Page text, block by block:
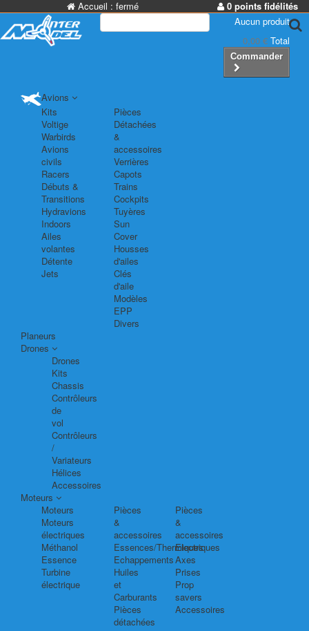
Accueil : fermé
0 points fidélités
Aucun produit
0,00 € Total
Commander
Avions
Kits
Voltige
Warbirds
Avions
civils
Racers
Débuts &
Transitions
Hydravions
Indoors
Ailes
volantes
Détente
Jets
Pièces
Détachées
&
accessoires
Verrières
Capots
Trains
Cockpits
Tuyères
Sun
Cover
Housses
d'ailes
Clés
d'aile
Modèles
EPP
Divers
Planeurs
Drones
Drones
Kits
Chassis
Contrôleurs
de
vol
Contrôleurs
/
Variateurs
Hélices
Accessoires
Moteurs
Moteurs
Moteurs
électriques
Méthanol
Essence
Turbine
électrique
Pièces
&
accessoires
Essences/Thermiques
Echappements
Huiles
et
Carburants
Pièces
détachées
Pièces
&
accessoires
Electriques
Axes
Prises
Prop
savers
Accessoires